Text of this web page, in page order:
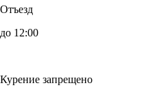
Отъезд
до 12:00
Курение запрещено